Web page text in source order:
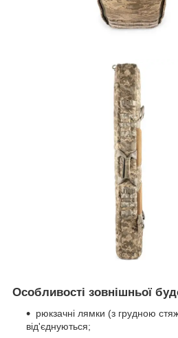
Особливості зовнішньої
рюкзачні лямки (з грудною
від'єднуються;